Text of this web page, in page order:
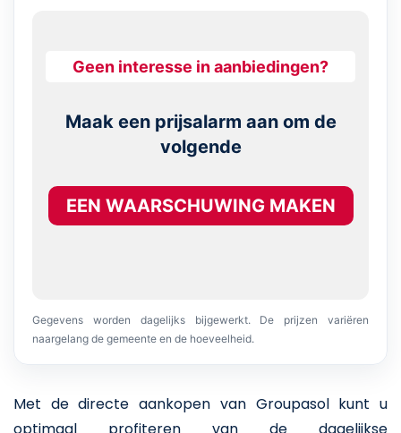
Geen interesse in aanbiedingen?
Maak een prijsalarm aan om de
volgende
EEN WAARSCHUWING MAKEN
Gegevens worden dagelijks bijgewerkt. De prijzen variëren
naargelang de gemeente en de hoeveelheid.
Met de directe aankopen van Groupasol kunt u
optimaal profiteren van de dagelijkse